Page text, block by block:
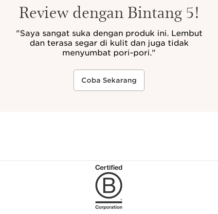
Review dengan Bintang 5!
"Saya sangat suka dengan produk ini. Lembut
dan terasa segar di kulit dan juga tidak
menyumbat pori-pori."
Coba Sekarang